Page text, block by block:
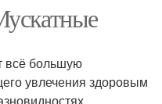
всё большую
увлечения здоровым